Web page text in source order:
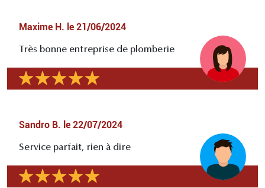
Maxime H. le 21/06/2024
Très bonne entreprise de plomberie
Sandro B. le 22/07/2024
Service parfait, rien à dire